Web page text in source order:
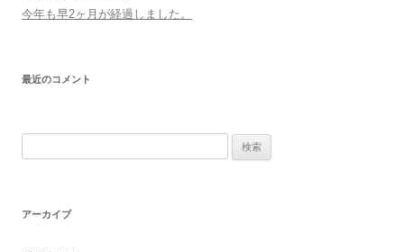
今年も早2ヶ月が経過しました。
最近のコメント
アーカイブ